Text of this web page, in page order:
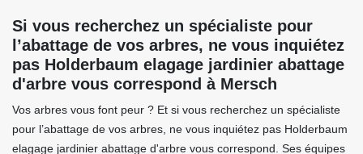
Si vous recherchez un spécialiste pour
l’abattage de vos arbres, ne vous inquiétez
pas Holderbaum elagage jardinier abattage
d'arbre vous correspond à Mersch
Vos arbres vous font peur ? Et si vous recherchez un spécialiste
pour l’abattage de vos arbres, ne vous inquiétez pas Holderbaum
elagage jardinier abattage d'arbre vous correspond. Ses équipes